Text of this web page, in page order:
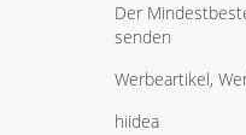
Der
senden
Werbeartikel,
hiidea